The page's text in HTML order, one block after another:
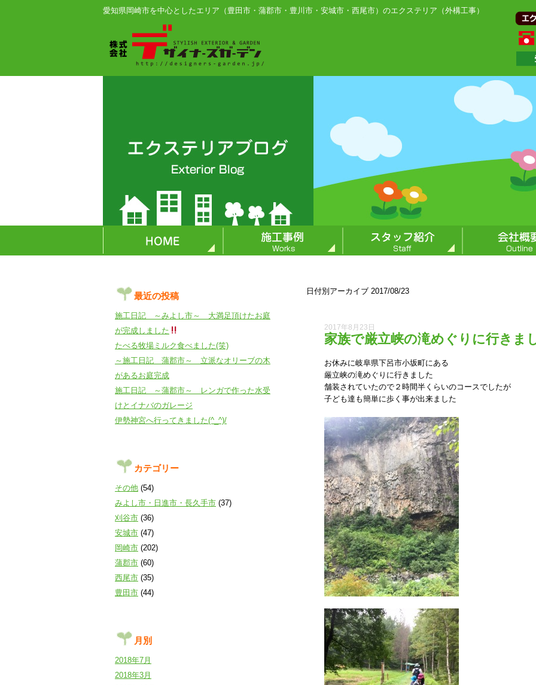
愛知県岡崎市を中心としたエリア（豊田市・蒲郡市・豊川市・安城市・西尾市）のエクステリア（外構工事）
日付別アーカイブ 2017/08/23
2017年8月23日
家族で厳立峡の滝めぐりに行きま
お休みに岐阜県下呂市小坂町にある
厳立峡の滝めぐりに行きました
舗装されていたので２時間半くらいのコースでしたが
子ども達も簡単に歩く事が出来ました
最近の投稿
施工日記 ～みよし市～ 大満足頂けたお庭
が完成しました
たべる牧場ミルク食べました(笑)
～施工日記 蒲郡市～ 立派なオリーブの木
があるお庭完成
施工日記 ～蒲郡市～ レンガで作った水受
けとイナバのガレージ
伊勢神宮へ行ってきました(^_^)/
カテゴリー
その他 (54)
みよし市・日進市・長久手市 (37)
刈谷市 (36)
安城市 (47)
岡崎市 (202)
蒲郡市 (60)
西尾市 (35)
豊田市 (44)
月別
2018年7月
2018年3月